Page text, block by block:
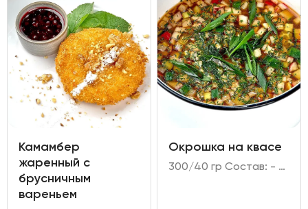
Камамбер
жаренный с
брусничным
вареньем
Окрошка на квасе
300/40 гр Состав: - квас; - ветчина куриная; - редис; огурец; яйцо куриное; хрен; горчица; лук зелёный; зелень.